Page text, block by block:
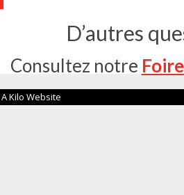
D’autres
Consultez notre
Kilo Website